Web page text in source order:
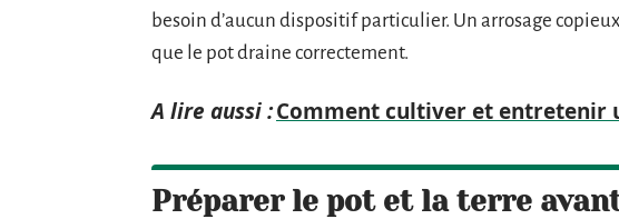
besoin d’aucun dispositif particulier. Un arrosage
que le pot draine correctement.
A lire aussi :Comment cultiver et entretenir
Préparer le pot et la terre